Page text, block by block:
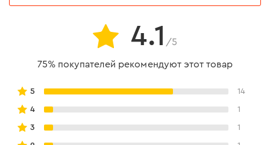
4.1 /5
75% покупателей рекомендуют этот товар
5 14
4 1
3 1